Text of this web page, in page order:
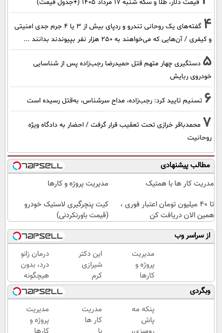
قیمت دلار، طلا و سکه شنبه ۱۷ مرداد ۱۴۰۵ (+جدول قیمت)
4
گفته‌های یک روحانی تندرو و ردپای بیش از ۳ یا ۴ جرم جدی امنیتی
و کیفری / آن‌هایی که می‌خواهند به ۲۵۰ هزار نفر بپیوندند بدانند ...
5 دستگیری چهار متهم قتل حمیدرضا رجب‌زاده پس از شناسایی
خودروی ربایش
6 تسنیم تایید کرد: رجب‌زاده، مداح سرشناس، به‌قتل رسیده است
7 محمدباقر خرازی تحت تعقیب قرار گرفت / احضار به دادگاه ویژه
روحانیت
مطالب پیشنهادی
مدریت کار ها با همتیک
مدیریت پروژه و کارها
تا 40 میلیون تومان اعتبار فوری ،
همین الان دریافت کن
کیت پنچرگیری لاستیک خودرو
(قیمت باورنکردنی)
از سراسر وب
مدیریت
پروژه و
کارها
این دکتر
شیرازی
کرم
ترمیم
زخم
ایرانی را
ساخت!!!
درمان زانو
درد، بدون
هیچگونه
عوارض در
منزل
(◂پرسش‌نامه)
وبگردی
پنکه مه
پاش
مدریت
کار ها
مدیریت
پروژه و